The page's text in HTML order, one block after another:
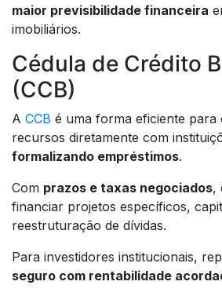
maior previsibilidade financeira
imobiliários.
Cédula de Crédito
(CCB)
A CCB é uma forma eficiente para
recursos diretamente com
formalizando empréstimos.
Com prazos e taxas negociados,
financiar projetos específicos,
reestruturação de dívidas.
Para investidores institucionais,
seguro com rentabilidade